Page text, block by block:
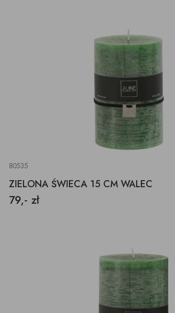
80535
ZIELONA ŚWIECA 15 CM WALEC
79,- zł